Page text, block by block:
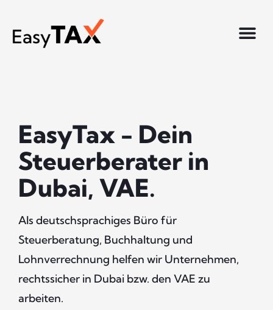
content
EasyTax - Dein
Steuerberater in
Dubai, VAE.
Als deutschsprachiges Büro für
Steuerberatung, Buchhaltung und
Lohnverrechnung helfen wir Unternehmen,
rechtssicher in Dubai bzw. den VAE zu
arbeiten.